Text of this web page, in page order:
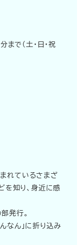
で（土・日・祝
れているさまざ
を知り、身近に感
発行。
なん」に折り込み